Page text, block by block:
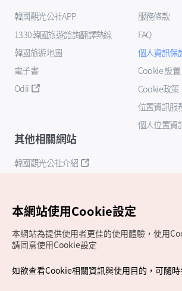
韓國觀光公社APP
1330韓國旅遊諮詢翻譯熱線
韓國旅遊地圖
電子書
Odii
服務條款
FAQ
個人資訊保
Cookie 設置
Cookie政策
位置資訊服
個人位置資
其他相關網站
韓國觀光公社介紹
Copyrights (c) 韓國觀光公社版權所有
本網站使用Cookie設定
本網站為提供使用者更佳的使用體驗，使用
請同意使用Cookie設定
如欲查看Cookie相關資訊與使用目的，可隨